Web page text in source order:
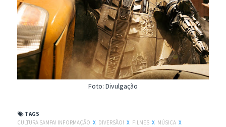
Foto: Divulgação
TAGS
CULTURA SAMPA! INFORMAÇÃO X DIVERSÃO! X FILMES X MÚSICA X